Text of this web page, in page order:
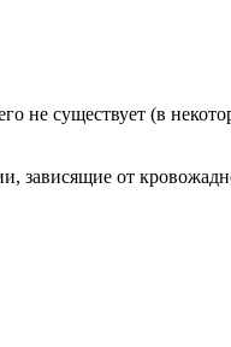
не существует (в
зависящие от